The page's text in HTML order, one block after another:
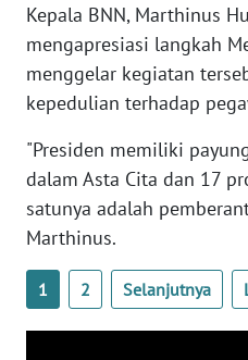
Kepala BNN, Marthinus
mengapresiasi langkah
menggelar kegiatan
kepedulian terhadap
"Presiden memiliki
dalam Asta Cita dan 17
satunya adalah
Marthinus.
1 2 Selanjutnya
WN
NTT
KEPRI
WN
PAPUA
PAPUA
BARAT